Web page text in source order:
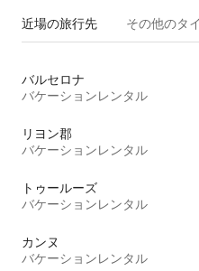
近場の旅行先 その他のタ⁠
バルセロナ
バケーションレンタル
リヨン郡
バケーションレンタル
トゥールーズ
バケーションレンタル
カンヌ
バケーションレンタル